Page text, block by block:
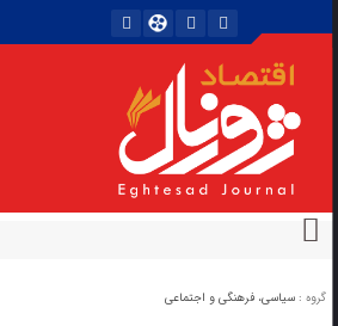
گروه : سیاسی، فرهنگی و اجتماعی